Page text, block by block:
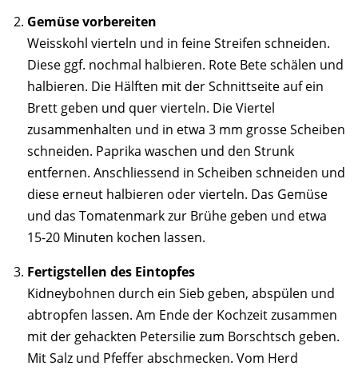
Gemüse vorbereiten
Weisskohl vierteln und in feine Streifen schneiden.
Diese ggf. nochmal halbieren. Rote Bete schälen und
halbieren. Die Hälften mit der Schnittseite auf ein
Brett geben und quer vierteln. Die Viertel
zusammenhalten und in etwa 3 mm grosse Scheiben
schneiden. Paprika waschen und den Strunk
entfernen. Anschliessend in Scheiben schneiden und
diese erneut halbieren oder vierteln. Das Gemüse
und das Tomatenmark zur Brühe geben und etwa
15-20 Minuten kochen lassen.
Fertigstellen des Eintopfes
Kidneybohnen durch ein Sieb geben, abspülen und
abtropfen lassen. Am Ende der Kochzeit zusammen
mit der gehackten Petersilie zum Borschtsch geben.
Mit Salz und Pfeffer abschmecken. Vom Herd